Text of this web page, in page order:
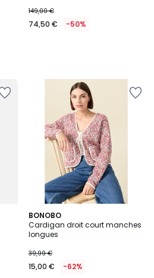
149,00 €
74,50 € -50%
BONOBO
Cardigan droit court manches
longues
39,99 €
15,00 € -62%
2
Couleurs